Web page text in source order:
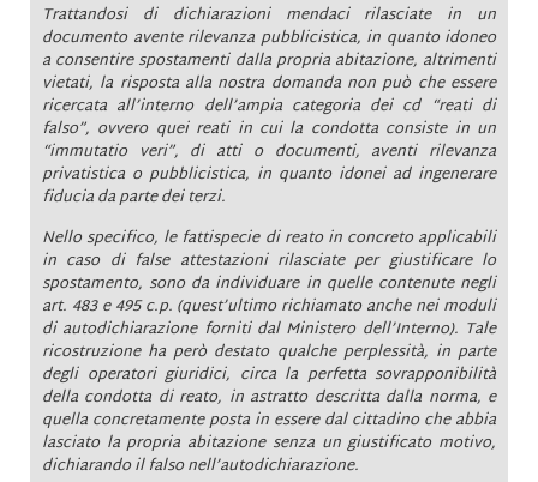
Trattandosi di dichiarazioni mendaci rilasciate in un
documento avente rilevanza pubblicistica, in quanto idoneo
a consentire spostamenti dalla propria abitazione, altrimenti
vietati, la risposta alla nostra domanda non può che essere
ricercata all’interno dell’ampia categoria dei cd “reati di
falso”, ovvero quei reati in cui la condotta consiste in un
“immutatio veri”, di atti o documenti, aventi rilevanza
privatistica o pubblicistica, in quanto idonei ad ingenerare
fiducia da parte dei terzi.
Nello specifico, le fattispecie di reato in concreto applicabili
in caso di false attestazioni rilasciate per giustificare lo
spostamento, sono da individuare in quelle contenute negli
art. 483 e 495 c.p. (quest’ultimo richiamato anche nei moduli
di autodichiarazione forniti dal Ministero dell’Interno). Tale
ricostruzione ha però destato qualche perplessità, in parte
degli operatori giuridici, circa la perfetta sovrapponibilità
della condotta di reato, in astratto descritta dalla norma, e
quella concretamente posta in essere dal cittadino che abbia
lasciato la propria abitazione senza un giustificato motivo,
dichiarando il falso nell’autodichiarazione.